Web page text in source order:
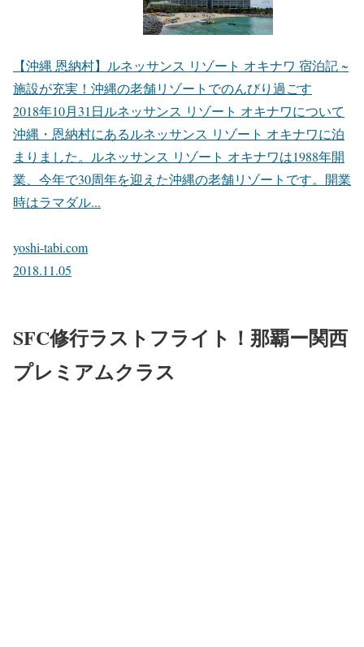
【沖縄 恩納村】ルネッサンス リゾート オキナワ 宿泊記 ~
施設が充実！沖縄の老舗リゾートでのんびり過ごす
2018年10月31日ルネッサンス リゾート オキナワについて
沖縄・恩納村にあるルネッサンス リゾート オキナワに泊
まりました。ルネッサンス リゾート オキナワは1988年開
業、今年で30周年を迎えた沖縄の老舗リゾートです。開業
時はラマダル...
yoshi-tabi.com
2018.11.05
SFC修行ラストフライト！那覇ー関西
プレミアムクラス